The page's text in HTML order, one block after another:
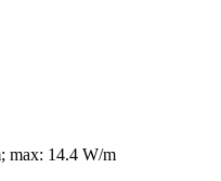
max: 14.4 W/m